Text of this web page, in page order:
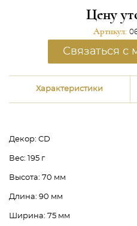
Цену
Артикул:
Связаться
Характеристики
Декор: CD
Вес: 195 г
Высота: 70 мм
Длина: 90 мм
Ширина: 75 мм